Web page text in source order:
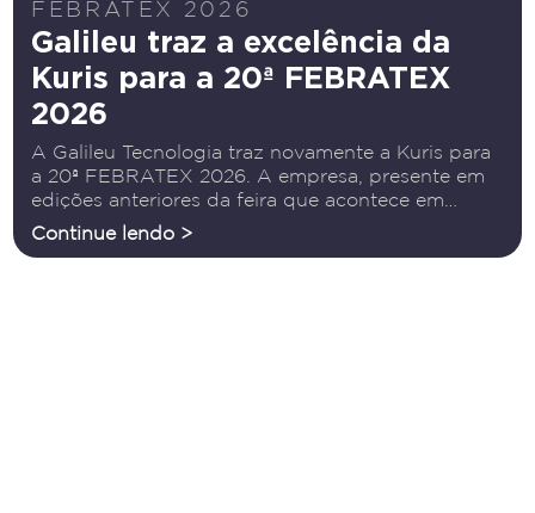
FEBRATEX 2026
Galileu traz a excelência da
Kuris para a 20ª FEBRATEX
2026
A Galileu Tecnologia traz novamente a Kuris para
a 20ª FEBRATEX 2026. A empresa, presente em
edições anteriores da feira que acontece em
agosto, em Blumenau, é uma companhia global
Continue lendo >